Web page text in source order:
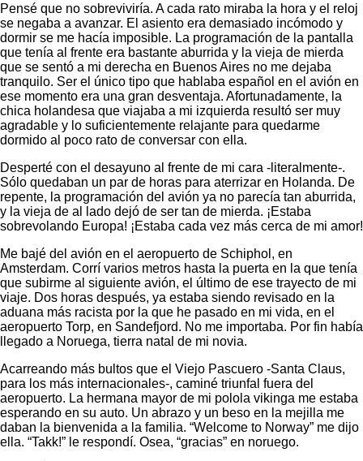
Pensé que no sobreviviría. A cada rato miraba la hora y el reloj
se negaba a avanzar. El asiento era demasiado incómodo y
dormir se me hacía imposible. La programación de la pantalla
que tenía al frente era bastante aburrida y la vieja de mierda
que se sentó a mi derecha en Buenos Aires no me dejaba
tranquilo. Ser el único tipo que hablaba español en el avión en
ese momento era una gran desventaja. Afortunadamente, la
chica holandesa que viajaba a mi izquierda resultó ser muy
agradable y lo suficientemente relajante para quedarme
dormido al poco rato de conversar con ella.
Desperté con el desayuno al frente de mi cara -literalmente-.
Sólo quedaban un par de horas para aterrizar en Holanda. De
repente, la programación del avión ya no parecía tan aburrida,
y la vieja de al lado dejó de ser tan de mierda. ¡Estaba
sobrevolando Europa! ¡Estaba cada vez más cerca de mi amor!
Me bajé del avión en el aeropuerto de Schiphol, en
Amsterdam. Corrí varios metros hasta la puerta en la que tenía
que subirme al siguiente avión, el último de ese trayecto de mi
viaje. Dos horas después, ya estaba siendo revisado en la
aduana más racista por la que he pasado en mi vida, en el
aeropuerto Torp, en Sandefjord. No me importaba. Por fin había
llegado a Noruega, tierra natal de mi novia.
Acarreando más bultos que el Viejo Pascuero -Santa Claus,
para los más internacionales-, caminé triunfal fuera del
aeropuerto. La hermana mayor de mi polola vikinga me estaba
esperando en su auto. Un abrazo y un beso en la mejilla me
daban la bienvenida a la familia. “Welcome to Norway” me dijo
ella. “Takk!” le respondí. Osea, “gracias” en noruego.